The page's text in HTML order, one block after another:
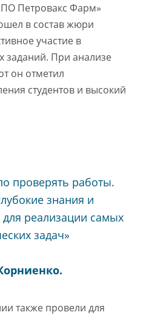
Петровакс Фарм»
в состав жюри
участие в
заданий. При анализе
он отметил
студентов и высокий
проверять работы.
знания и
реализации самых
задач»
также провели для